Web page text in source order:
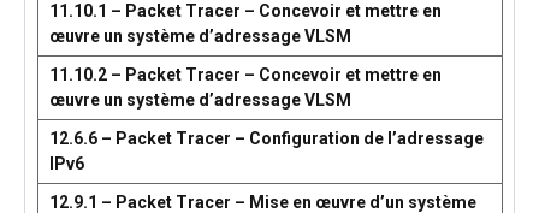
11.10.1 – Packet Tracer – Concevoir et mettre en
œuvre un système d’adressage VLSM
11.10.2 – Packet Tracer – Concevoir et mettre en
œuvre un système d’adressage VLSM
12.6.6 – Packet Tracer – Configuration de l’adressage
IPv6
12.9.1 – Packet Tracer – Mise en œuvre d’un système